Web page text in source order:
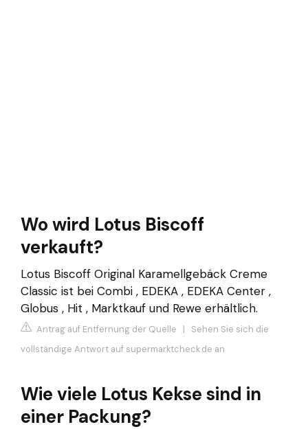
Wo wird Lotus Biscoff
verkauft?
Lotus Biscoff Original Karamellgebäck Creme
Classic ist bei Combi , EDEKA , EDEKA Center ,
Globus , Hit , Marktkauf und Rewe erhältlich.
Antrag auf Entfernung der Quelle | Sehen Sie sich die
vollständige Antwort auf supermarktcheck.de an
Wie viele Lotus Kekse sind in
einer Packung?